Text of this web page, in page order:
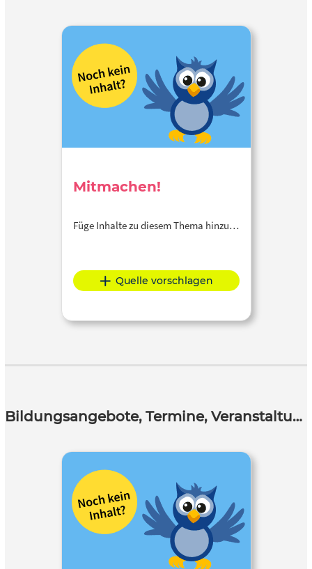
Mitmachen!
Füge Inhalte zu diesem Thema hinzu…
Quelle vorschlagen
Bildungsangebote, Termine, Veranstaltungen